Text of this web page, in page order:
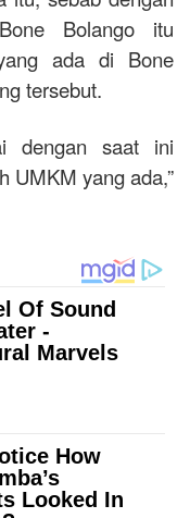
Bolango itu
ada di Bone
tersebut.
dengan saat ini
UMKM yang ada,”